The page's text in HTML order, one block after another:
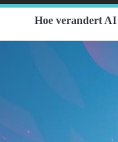
Hoe verandert AI